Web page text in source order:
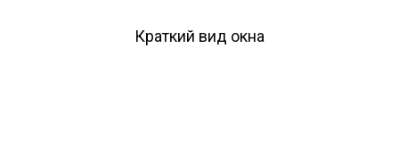
Краткий вид окна